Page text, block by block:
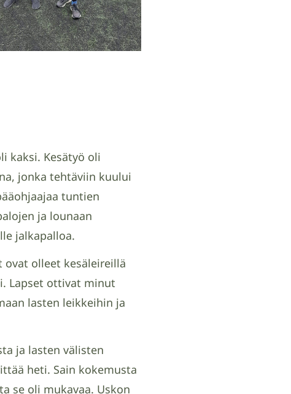
kaksi. Kesätyö oli
jonka tehtäviin kuului
tuntien
ja lounaan
jalkapalloa.
ovat olleet kesäleireillä
Lapset ottivat minut
lasten leikkeihin ja
ja lasten välisten
heti. Sain kokemusta
se oli mukavaa. Uskon